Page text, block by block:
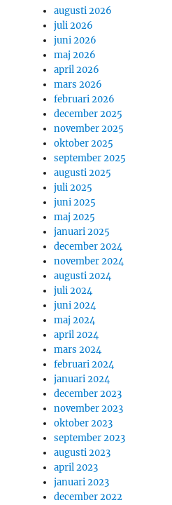
augusti 2026
juli 2026
juni 2026
maj 2026
april 2026
mars 2026
februari 2026
december 2025
november 2025
oktober 2025
september 2025
augusti 2025
juli 2025
juni 2025
maj 2025
januari 2025
december 2024
november 2024
augusti 2024
juli 2024
juni 2024
maj 2024
april 2024
mars 2024
februari 2024
januari 2024
december 2023
november 2023
oktober 2023
september 2023
augusti 2023
april 2023
januari 2023
december 2022